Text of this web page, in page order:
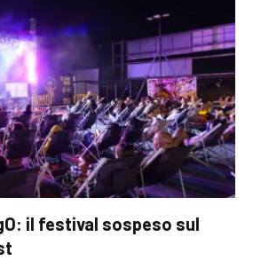
il festival sospeso sul